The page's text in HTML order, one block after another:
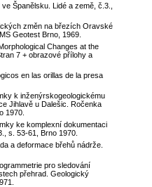
Španělsku. Lidé a země, č.3.,
změn na březích Oravské
Geotest Brno, 1969.
Changes at the
7 + obrazové přílohy a
en las orillas de la presa
k inženýrskogeologickému
Jihlavě u Dalešic. Ročenka
1970.
ke komplexní dokumentaci
s. 53-61, Brno 1970.
a deformace břehů nádrže.
pro sledování
přehrad. Geologický